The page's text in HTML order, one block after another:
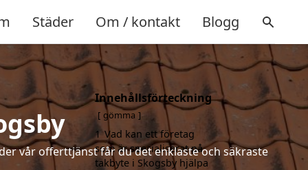
Städer Om / kontakt Blogg
vår offerttjänst får du det enklaste och säkraste
Innehållsförteckning
gömma
1 Vad kan ett företag
som är specialiserat på
takbyte i Skogsby hjälpa